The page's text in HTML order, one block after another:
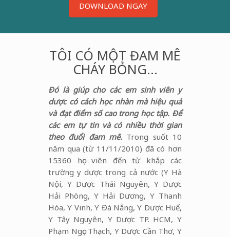
DOWNLOAD NGAY
TÔI CÓ MỘT ĐAM MÊ
CHÁY BỎNG…
Đó là giúp cho các em sinh viên y
dược có cách học nhàn mà hiệu quả
và đạt điểm số cao trong học tập. Để
các em tự tin và có nhiều thời gian
theo đuổi đam mê. Trong suốt 10
năm qua (từ 11/11/2010) đã có hơn
15360 học viên đến từ khắp các
trường y dược trong cả nước (Y Hà
Nội, Y Dược Thái Nguyên, Y Dược
Hải Phòng, Y Hải Dương, Y Thanh
Hóa, Y Vinh, Y Đà Nẵng, Y Dược Huế,
Y Tây Nguyên, Y Dược TP. HCM, Y
Phạm Ngọc Thạch, Y Dược Cần Thơ, Y